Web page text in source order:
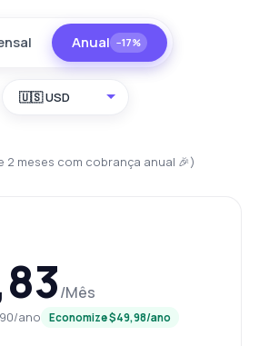
Anual −17%
🇺🇸 USD
2 meses com cobrança anual 🎉)
/Mês
ano Economize $49,98/ano